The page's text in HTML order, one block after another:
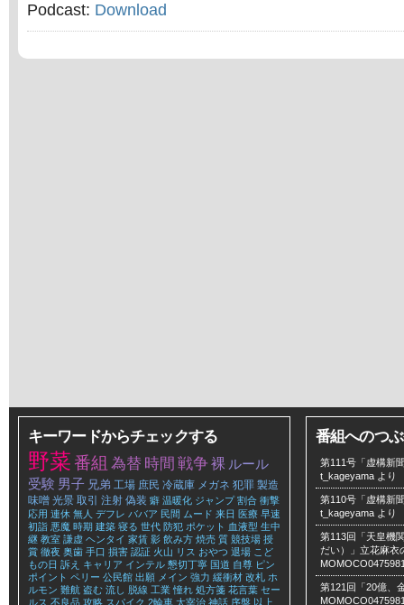
Podcast: Download
キーワードからチェックする
野菜 番組 為替 時間 戦争裸 ルール
受験 男子 兄弟 工場 庶民 冷蔵庫 メガネ 犯罪 製造
味噌 光景 取引 注射 偽装 癖 温暖化 ジャンプ 割合 衝撃
応用 連休 無人 デフレ ババア 民間 ムード 来日 医療 早速
初詣 悪魔 時期 建築 寝る 世代 防犯 ポケット 血液型 生中
継 教室 謙虚 ヘンタイ 家賃 影 飲み方 焼売 質 競技場 授
賞 徹夜 奥歯 手口 損害 認証 火山 リス おやつ 退場 こど
もの日 訴え キャリア インテル 懇切丁寧 国道 自尊 ピン
ポイント ペリー 公民館 出願 メイン 強力 緩衝材 改札 ホ
ルモン 難航 盗む 流し 脱線 工業 憧れ 処方箋 花言葉 セー
ルス 不良品 攻略 スパイク 2輪車 太宰治 神話 序盤 以上
番組へのつ
第111号「虚構新
t_kageyama より
第110号「虚構新
t_kageyama より
第113回「天皇機
だい）」立花麻衣
第121回「20億、